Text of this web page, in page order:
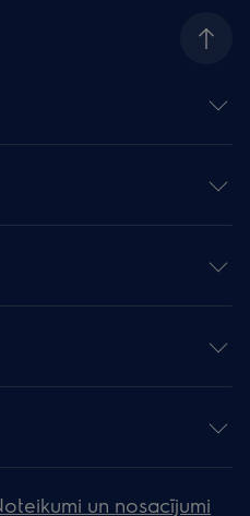
un nosacījumi